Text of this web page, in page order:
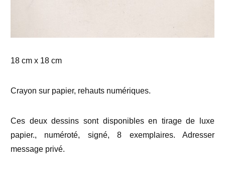
18 cm x 18 cm
Crayon sur papier, rehauts numériques.
Ces deux dessins sont disponibles en tirage de luxe
papier., numéroté, signé, 8 exemplaires. Adresser
message privé.